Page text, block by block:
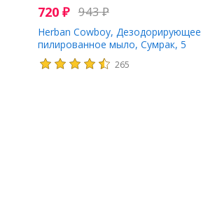
720₽ 943₽
Herban Cowboy, Дезодорирующее
пилированное мыло, Сумрак, 5
унц. (140 г)
265